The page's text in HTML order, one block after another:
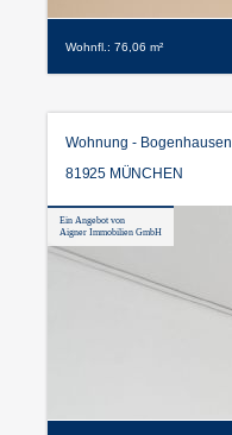
Wohnfl.: 76,06 m²
Wohnung - Bogenhausen
81925 MÜNCHEN
Ein Angebot von
Aigner Immobilien GmbH